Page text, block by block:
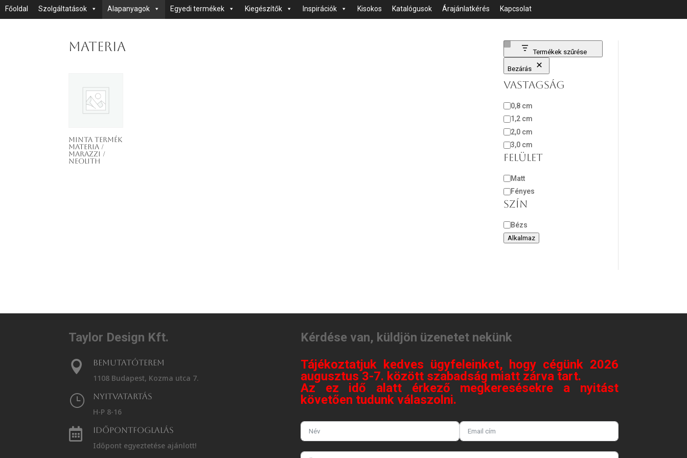
Főoldal Szolgáltatások Alapanyagok Egyedi termékek Kiegészítők Inspirációk Kisokos Katalógusok Árajánlatkérés Kapcsolat
Materia
Minta termék
MATERIA /
MARAZZI /
NEOLITH
Termékek szűrése
Bezárás
Vastagság
Vastagság
0,8 cm
1,2 cm
2,0 cm
3,0 cm
Felület
Felület
Matt
Fényes
Szín
SzínBézs
Alkalmaz
Taylor Design Kft.

Bemutatóterem
1108 Budapest, Kozma utca 7.
}
Nyitvatartás
H-P 8-16

Időpontfoglalás
Időpont egyeztetése ajánlott!
Kérdése van, küldjön üzenetet nekünk
Tájékoztatjuk kedves ügyfeleinket, hogy cégünk 2026
augusztus 3-7. között szabadság miatt zárva tart.
Az ez idő alatt érkező megkeresésekre a nyitást
követően tudunk válaszolni.